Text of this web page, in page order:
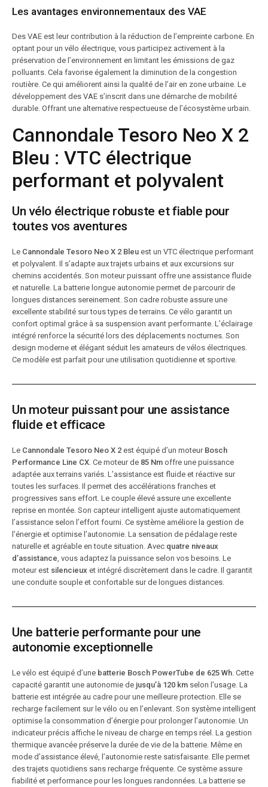
Les avantages environnementaux des VAE
Des VAE est leur contribution à la réduction de l’empreinte carbone. En
optant pour un vélo électrique, vous participez activement à la
préservation de l’environnement en limitant les émissions de gaz
polluants. Cela favorise également la diminution de la congestion
routière. Ce qui améliorent ainsi la qualité de l’air en zone urbaine. Le
développement des VAE s’inscrit dans une démarche de mobilité
durable. Offrant une alternative respectueuse de l’écosystème urbain.
Cannondale Tesoro Neo X 2
Bleu : VTC électrique
performant et polyvalent
Un vélo électrique robuste et fiable pour
toutes vos aventures
Le Cannondale Tesoro Neo X 2 Bleu est un VTC électrique performant
et polyvalent. Il s’adapte aux trajets urbains et aux excursions sur
chemins accidentés. Son moteur puissant offre une assistance fluide
et naturelle. La batterie longue autonomie permet de parcourir de
longues distances sereinement. Son cadre robuste assure une
excellente stabilité sur tous types de terrains. Ce vélo garantit un
confort optimal grâce à sa suspension avant performante. L’éclairage
intégré renforce la sécurité lors des déplacements nocturnes. Son
design moderne et élégant séduit les amateurs de vélos électriques.
Ce modèle est parfait pour une utilisation quotidienne et sportive.
Un moteur puissant pour une assistance
fluide et efficace
Le Cannondale Tesoro Neo X 2 est équipé d’un moteur Bosch
Performance Line CX . Ce moteur de 85 Nm offre une puissance
adaptée aux terrains variés. L’assistance est fluide et réactive sur
toutes les surfaces. Il permet des accélérations franches et
progressives sans effort. Le couple élevé assure une excellente
reprise en montée. Son capteur intelligent ajuste automatiquement
l’assistance selon l’effort fourni. Ce système améliore la gestion de
l’énergie et optimise l’autonomie. La sensation de pédalage reste
naturelle et agréable en toute situation. Avec quatre niveaux
d’assistance , vous adaptez la puissance selon vos besoins. Le
moteur est silencieux et intégré discrètement dans le cadre. Il garantit
une conduite souple et confortable sur de longues distances.
Une batterie performante pour une
autonomie exceptionnelle
Le vélo est équipé d’une batterie Bosch PowerTube de 625 Wh . Cette
capacité garantit une autonomie de jusqu’à 120 km selon l’usage. La
batterie est intégrée au cadre pour une meilleure protection. Elle se
recharge facilement sur le vélo ou en l’enlevant. Son système intelligent
optimise la consommation d’énergie pour prolonger l’autonomie. Un
indicateur précis affiche le niveau de charge en temps réel. La gestion
thermique avancée préserve la durée de vie de la batterie. Même en
mode d’assistance élevé, l’autonomie reste satisfaisante. Elle permet
des trajets quotidiens sans recharge fréquente. Ce système assure
fiabilité et performance pour les longues randonnées. La batterie se